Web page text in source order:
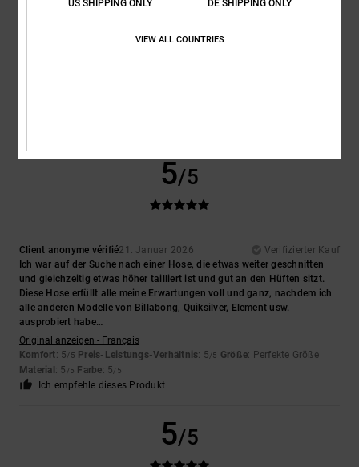
5/5
Client anonyme vérifié21. Januar 2026
Verifizierter Kauf
Ich war auf der Suche nach einer Hose, die etwas weiter geschnitten
und gleichzeitig etwas höher tailliert ist und gut an den Hüften sitzt.
Diese Hose erfüllt alle meine Erwartungen voll und ganz, nachdem ich
alle anderen Modelle von Billabong, Quiksilver, Element usw.
ausprobiert habe…
Original anzeigen - Français
Komfort: 5/5 Preis-Leistungs-Verhältnis: 5/5 Größe: Perfekte Größe
Material : 5 /5 Farbe: 5/5
Ich empfehle dieses Produkt
5/5
US SHIPPING ONLY DE SHIPPING ONLY
VIEW ALL COUNTRIES